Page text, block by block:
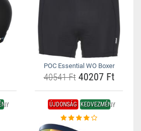
POC Essential WO Boxer
40541 Ft40207 Ft
ÚJDONSÁG KEDVEZMÉNY